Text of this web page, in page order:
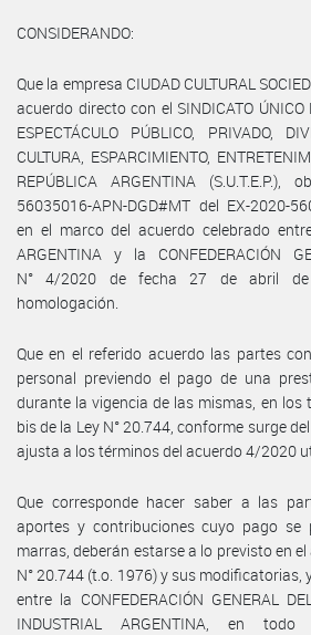
CONSIDERANDO:
Que la empresa CIUDAD CULTURAL
acuerdo directo con el SINDICATO ÚNICO
ESPECTÁCULO PÚBLICO, PRIVADO,
CULTURA, ESPARCIMIENTO,
REPÚBLICA ARGENTINA
56035016-APN-DGD#MT del EX-2020-
en el marco del acuerdo celebrado entre
ARGENTINA y la CONFEDERACIÓN
N° 4/2020 de fecha 27 de abril
homologación.
Que en el referido acuerdo las partes
personal previendo el pago de una
durante la vigencia de las mismas, en los
bis de la Ley N° 20.744, conforme surge
ajusta a los términos del acuerdo 4/2020
Que corresponde hacer saber a las
aportes y contribuciones cuyo pago
marras, deberán estarse a lo previsto en
N° 20.744 (t.o. 1976) y sus modificatorias,
entre la CONFEDERACIÓN GENERAL
INDUSTRIAL ARGENTINA, en